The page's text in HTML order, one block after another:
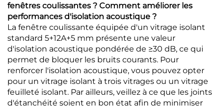
fenêtres coulissantes ? Comment améliorer les
performances d'isolation acoustique ?
La fenêtre coulissante équipée d'un vitrage isolant
standard 5+12A+5 mm présente une valeur
d'isolation acoustique pondérée de ≥30 dB, ce qui
permet de bloquer les bruits courants. Pour
renforcer l'isolation acoustique, vous pouvez opter
pour un vitrage isolant à trois vitrages ou un vitrage
feuilleté isolant. Par ailleurs, veillez à ce que les joints
d'étanchéité soient en bon état afin de minimiser